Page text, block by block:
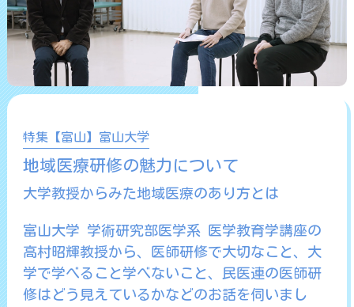
特集【富山】富山大学
地域医療研修の魅力について
大学教授からみた地域医療のあり方とは
富山大学 学術研究部医学系 医学教育学講座の
高村昭輝教授から、医師研修で大切なこと、大
学で学べること学べないこと、民医連の医師研
修はどう見えているかなどのお話を伺いまし